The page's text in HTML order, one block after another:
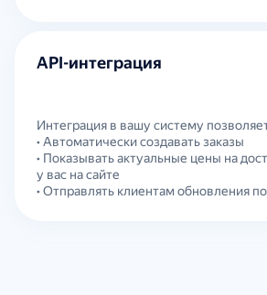
API-интеграция
Интеграция в вашу систему
• Автоматически создавать заказы
• Показывать актуальные цены на
у вас на сайте
• Отправлять клиентам обновления по